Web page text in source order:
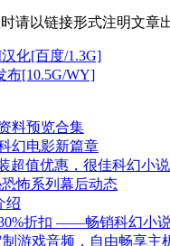
请以链接形式注明文章
化[百度/1.3G]
布[10.5G/WY]
料预览合集
幻电影新篇章
超值优惠，很佳科幻小
怖系列幕后动态
绍
折扣 ——畅销科幻小
制游戏音频，自由畅享主